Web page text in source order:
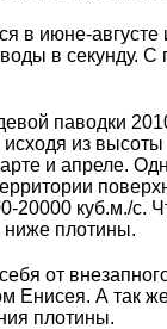
в июне-
в секунду.
паводки
из
и апреле.
20000 куб.м./
ниже плотины.
от
Енисея. А так
плотины.